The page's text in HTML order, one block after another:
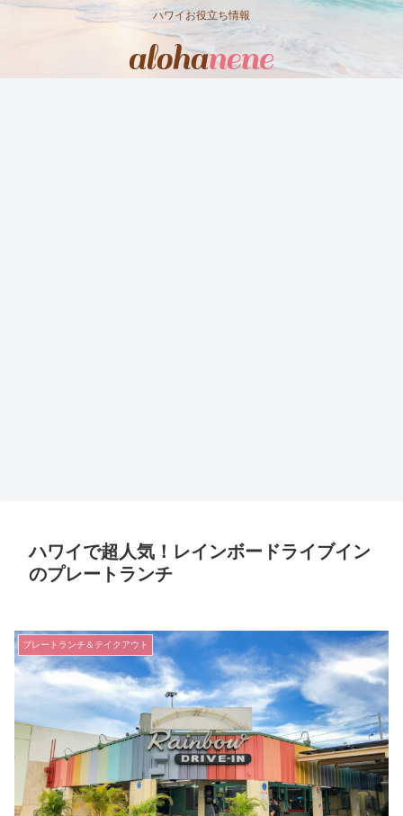
ハワイお役立ち情報
ハワイで超人気！レインボードライブイン
のプレートランチ
プレートランチ＆テイクアウト